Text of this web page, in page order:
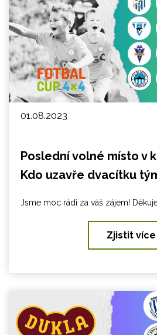
01.08.2023
Poslední volné místo v
Kdo uzavře dvacítku
Jsme moc rádi za váš zájem!
Zjistit více